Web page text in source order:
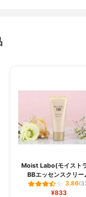
Moist Labo(モイスト
BBエッセンスクリー
3.86
¥833